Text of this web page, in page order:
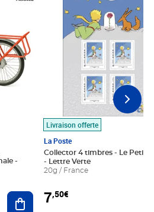
Ajouter au panier
Livraison offerte
La Poste
Collector 4 timbres - Le Petit
- Lettre Verte
20g / France
7,50€